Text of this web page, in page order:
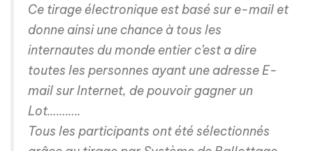
Ce tirage électronique est basé sur e-mail et
donne ainsi une chance à tous les
internautes du monde entier c’est a dire
toutes les personnes ayant une adresse E-
mail sur Internet, de pouvoir gagner un
Lot………..
Tous les participants ont été sélectionnés